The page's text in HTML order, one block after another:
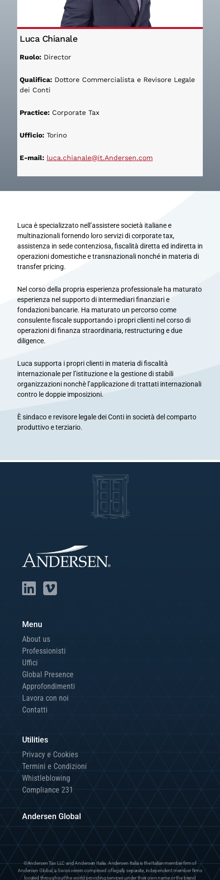
Luca Chianale
Ruolo: Director
Qualifica: Dottore Commercialista e Revisore Legale
dei Conti
Practice: Corporate Tax
Ufficio: Torino
E-mail: luca.chianale@it.Andersen.com
Luca è specializzato nell’assistere società italiane e
multinazionali fornendo loro servizi di corporate tax,
assistenza in sede contenziosa, fiscalità diretta ed indiretta in
operazioni domestiche e transnazionali nonché in materia di
transfer pricing.​
Nel corso della propria esperienza professionale ha maturato
esperienza nel supporto di intermediari finanziari e
fondazioni bancarie. Ha maturato un percorso come
consulente fiscale supportando i propri clienti nel corso di
operazioni di finanza straordinaria, restructuring e due
diligence. ​
Luca supporta i propri clienti in materia di fiscalità
internazionale per l’istituzione e la gestione di stabili
organizzazioni nonchè l’applicazione di trattati internazionali
contro le doppie imposizioni.​
È sindaco e revisore legale dei Conti in società del comparto
produttivo e terziario.
Menu
About us
Professionisti
Uffici
Global Presence
Approfondimenti
Lavora con noi
Contatti
Utilities
Privacy e Cookies
Termini e Condizioni
Whistleblowing
Compliance 231
Andersen Global
©Andersen Tax LLC and Andersen Italia. Andersen Italia is the Italian member firm of
Andersen Global, a Swiss verein comprised of legally separate, independent member firms
located throughout the world providing services under their own name or the brand